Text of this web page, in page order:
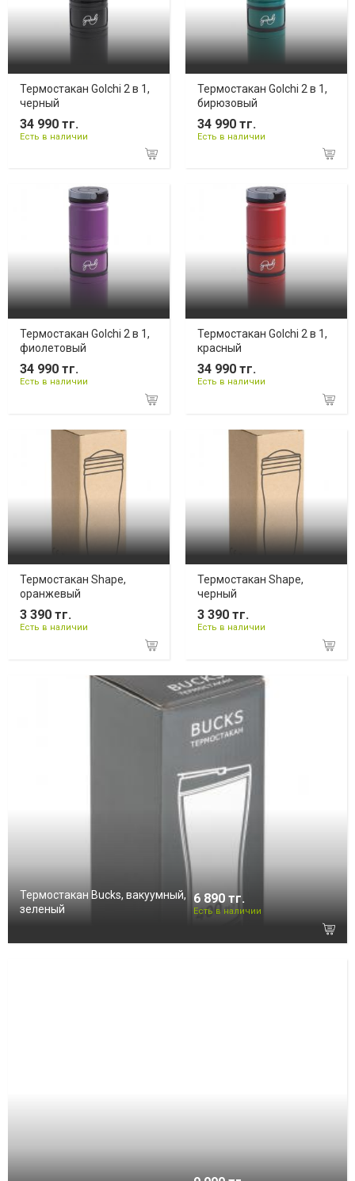
Термостакан Golchi 2 в 1,
черный
34 990 тг.
Есть в наличии
Термостакан Golchi 2 в 1,
бирюзовый
34 990 тг.
Есть в наличии
Термостакан Golchi 2 в 1,
фиолетовый
34 990 тг.
Есть в наличии
Термостакан Golchi 2 в 1,
красный
34 990 тг.
Есть в наличии
Термостакан Shape,
оранжевый
3 390 тг.
Есть в наличии
Термостакан Shape,
черный
3 390 тг.
Есть в наличии
Термостакан Bucks, вакуумный,
зеленый
6 890 тг.
Есть в наличии